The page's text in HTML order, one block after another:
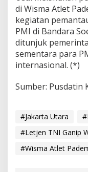
di Wisma Atlet
kegiatan
PMI di Bandara
ditunjuk
sementara para
internasional. (*)
Sumber: Pusdatin
#Jakarta Utara
#Letjen TNI Ganip
#Wisma Atlet